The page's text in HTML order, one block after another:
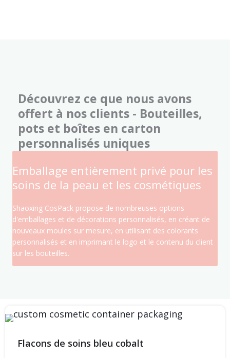
Découvrez ce que nous avons
offert à nos clients - Bouteilles,
pots et boîtes en carton
personnalisés uniques
Emballage entièrement privé pour les
soins de la peau et les cosmétiques
Shaoxing CosPack propose de nombreuses options
d'emballages et de décorations personnalisés, en créant de
nouveaux moules sur mesure, en utilisant des colorants
personnalisés et en imprimant le logo et le contenu du client
sur les bouteilles.
Flacons de soins bleu cobalt